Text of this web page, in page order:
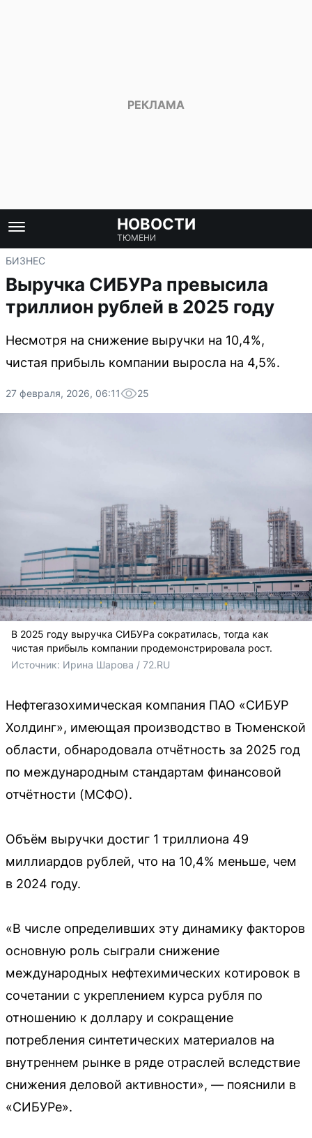
НОВОСТИ
ТЮМЕНИ
БИЗНЕС
Выручка СИБУРа превысила
триллион рублей в 2025 году
Несмотря на снижение выручки на 10,4%,
чистая прибыль компании выросла на 4,5%.
27 февраля, 2026, 06:11 25
В 2025 году выручка СИБУРа сократилась, тогда как
чистая прибыль компании продемонстрировала рост.
Источник: Ирина Шарова / 72.RU
Нефтегазохимическая компания ПАО «СИБУР
Холдинг», имеющая производство в Тюменской
области, обнародовала отчётность за 2025 год
по международным стандартам финансовой
отчётности (МСФО).
Объём выручки достиг 1 триллиона 49
миллиардов рублей, что на 10,4% меньше, чем
в 2024 году.
«В числе определивших эту динамику факторов
основную роль сыграли снижение
международных нефтехимических котировок в
сочетании с укреплением курса рубля по
отношению к доллару и сокращение
потребления синтетических материалов на
внутреннем рынке в ряде отраслей вследствие
снижения деловой активности», — пояснили в
«СИБУРе».